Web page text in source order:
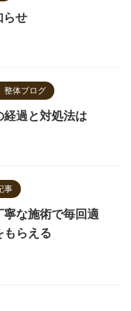
らせ
体ブログ
過と対処法は
事
な施術で毎回適
もらえる